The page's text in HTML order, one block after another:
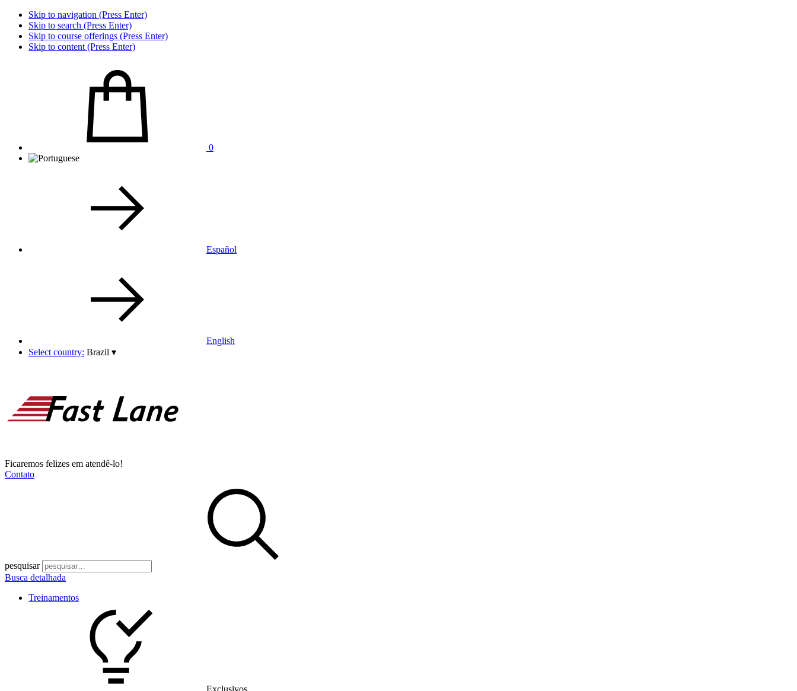
Skip to navigation (Press Enter)
Skip to search (Press Enter)
Skip to course offerings (Press Enter)
Skip to content (Press Enter)
0
Español
English
Select country: Brazil ▾
Ficaremos felizes em atendê-lo!
Contato
pesquisar
Busca detalhada
Treinamentos
Exclusivos